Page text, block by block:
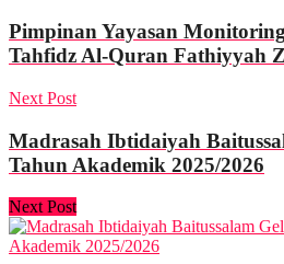
Pimpinan Yayasan
Tahfidz Al-Quran Fathiyyah
Next Post
Madrasah Ibtidaiyah
Tahun Akademik 2025/2026
Next Post